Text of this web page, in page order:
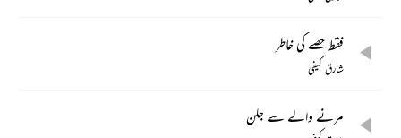
فقط حصے کی خاطر
شارق کیفی
مرنے والے سے جلن